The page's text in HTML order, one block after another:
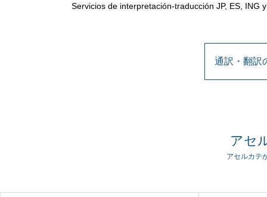
Servicios de interpretación-traducción JP, ES,
通訳・翻訳
アセ
アセルカテ